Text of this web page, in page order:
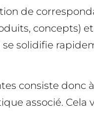
de
concepts)
solidifie
consiste
associé.